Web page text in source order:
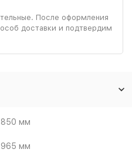
После оформления
доставки и подтвердим
850 мм
965 мм